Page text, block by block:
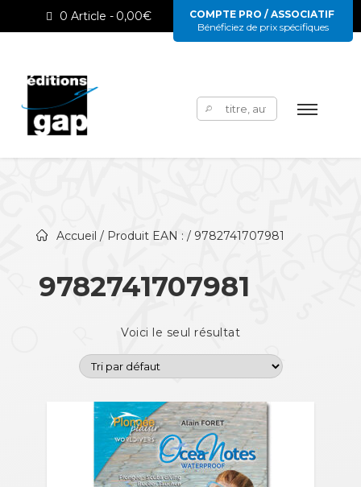
0 Article 0,00€
COMPTE PRO / ASSOCIATIF
Bénéficiez de prix spécifiques
Rechercher :
Accueil / Produit EAN : / 9782741707981
9782741707981
Voici le seul résultat